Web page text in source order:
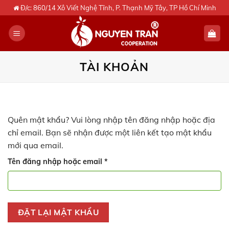
Skip
to
content
Đ/c: 860/14 Xô Viết Nghệ Tĩnh, P. Thạnh Mỹ Tây, TP Hồ Chí Minh
TÀI KHOẢN
Quên mật khẩu? Vui lòng nhập tên đăng nhập hoặc địa
chỉ email. Bạn sẽ nhận được một liên kết tạo mật khẩu
mới qua email.
Tên đăng nhập hoặc email *
buộc
ĐẶT LẠI MẬT KHẨU